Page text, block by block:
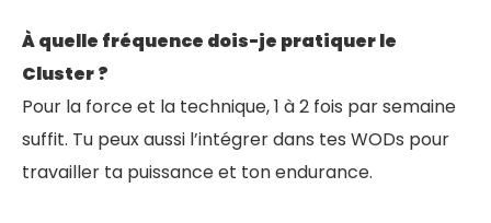
À quelle fréquence dois-je pratiquer le
Cluster ?
Pour la force et la technique, 1 à 2 fois par semaine
suffit. Tu peux aussi l’intégrer dans tes WODs pour
travailler ta puissance et ton endurance.